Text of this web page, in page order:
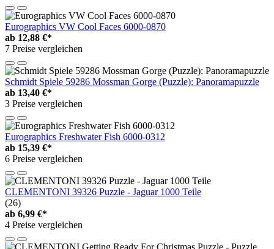
Eurographics VW Cool Faces 6000-0870
ab 12,88 €*
7 Preise vergleichen
Schmidt Spiele 59286 Mossman Gorge (Puzzle): Panoramapuzzle
ab 13,40 €*
3 Preise vergleichen
Eurographics Freshwater Fish 6000-0312
ab 15,39 €*
6 Preise vergleichen
CLEMENTONI 39326 Puzzle - Jaguar 1000 Teile
(26)
ab 6,99 €*
4 Preise vergleichen